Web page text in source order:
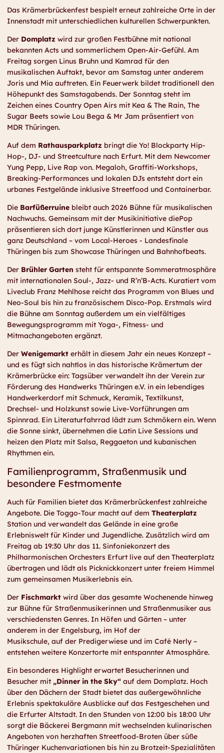
Das Krämerbrückenfest bespielt erneut zahlreiche Orte in der
Innenstadt mit unterschiedlichen kulturellen Schwerpunkten.
Der Domplatz wird zur großen Festbühne mit national
bekannten Acts und sommerlichem Open-Air-Gefühl. Am
Freitag sorgen Linus Bruhn und Kamrad für den
musikalischen Auftakt, bevor am Samstag unter anderem
Joris und Mia auftreten. Ein Feuerwerk bildet traditionell den
Höhepunkt des Samstagabends. Der Sonntag steht im
Zeichen eines Country Open Airs mit Kea & The Rain, The
Sugar Beets sowie Lou Bega & Mr Jam präsentiert von
MDR Thüringen.
Auf dem Rathausparkplatz bringt die Yo! Blockparty Hip-
Hop-, DJ- und Streetculture nach Erfurt. Mit dem Newcomer
Yung Pepp, Live Rap von. Megaloh, Graffiti-Workshops,
Breaking-Performances und lokalen DJs entsteht dort ein
urbanes Festgelände inklusive Streetfood und Containerbar.
Die Barfüßerruine bleibt auch 2026 Bühne für musikalischen
Nachwuchs. Gemeinsam mit der Musikinitiative diePop
präsentieren sich dort junge Künstlerinnen und Künstler aus
ganz Deutschland – vom Local-Heroes - Landesfinale
Thüringen bis zum Showcase Thüringen und Bahnhofbeats.
Der Brühler Garten steht für entspannte Sommeratmosphäre
mit internationalen Soul-, Jazz- und R’n’B-Acts. Kuratiert vom
Liveclub Franz Mehlhose reicht das Programm von Blues und
Neo-Soul bis hin zu französischem Disco-Pop. Erstmals wird
die Bühne am Sonntag außerdem um ein vielfältiges
Bewegungsprogramm mit Yoga-, Fitness- und
Mitmachangeboten ergänzt.
Der Wenigemarkt erhält in diesem Jahr ein neues Konzept –
und es fügt sich nahtlos in das historische Krämertum der
Krämerbrücke ein: Tagsüber verwandelt ihn der Verein zur
Förderung des Handwerks Thüringen e.V. in ein lebendiges
Handwerkerdorf mit Schmuck, Keramik, Textilkunst,
Drechsel- und Holzkunst sowie Live-Vorführungen am
Spinnrad. Ein Literaturfahrrad lädt zum Schmökern ein. Wenn
die Sonne sinkt, übernehmen die Latin Live Sessions und
heizen den Platz mit Salsa, Reggaeton und kubanischen
Rhythmen ein.
Familienprogramm, Straßenmusik und
besondere Festmomente
Auch für Familien bietet das Krämerbrückenfest zahlreiche
Angebote. Die Toggo-Tour macht auf dem Theaterplatz
Station und verwandelt das Gelände in eine große
Erlebniswelt für Kinder und Jugendliche. Zusätzlich wird am
Freitag ab 19:30 Uhr das 11. Sinfoniekonzert des
Philharmonischen Orchesters Erfurt live auf den Theaterplatz
übertragen und lädt als Picknickkonzert unter freiem Himmel
zum gemeinsamen Musikerlebnis ein.
Der Fischmarkt wird über das gesamte Wochenende hinweg
zur Bühne für Straßenmusikerinnen und Straßenmusiker aus
verschiedensten Genres. In Höfen und Gärten – unter
anderem in der Engelsburg, im Hof der
Musikschule, auf der Predigerwiese und im Café Nerly –
entstehen weitere Konzertorte mit entspannter Atmosphäre.
Ein besonderes Highlight erwartet Besucherinnen und
Besucher mit „Dinner in the Sky“ auf dem Domplatz. Hoch
über den Dächern der Stadt bietet das außergewöhnliche
Erlebnis spektakuläre Ausblicke auf das Festgeschehen und
die Erfurter Altstadt. In den Stunden von 12:00 bis 18:00 Uhr
sorgt die Bäckerei Bergmann mit wechselnden kulinarischen
Angeboten von herzhaften Streetfood-Broten über süße
Thüringer Kuchenvariationen bis hin zu Brotzeit-Spezialitäten